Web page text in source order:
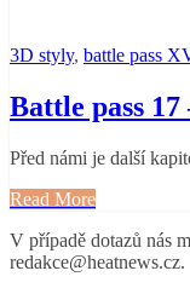
3D styly, battle pass
Battle pass
Před námi je další
Read More
V případě dotazů nás
redakce@heatnews.cz.